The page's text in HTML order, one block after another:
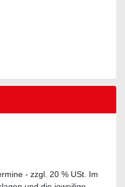
- zzgl. 20 % USt. Im